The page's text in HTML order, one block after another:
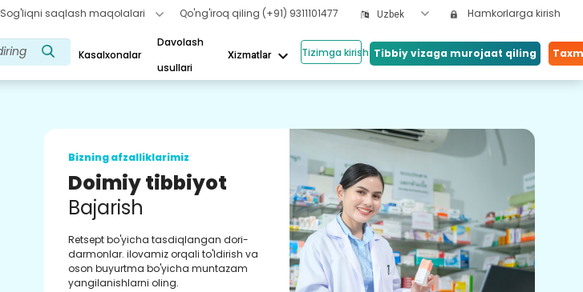
Sog'liqni saqlash maqolalari Qo'ng'iroq qiling (+91) 9311101477 Uzbek Hamkorlarga kirish
Kasalxonalar
Davolash
usullari
Xizmatlar keyboard_arrow_down Tizimga kirish Tibbiy vizaga murojaat qiling
Bizning afzalliklarimiz
Doimiy tibbiyot
Bajarish
Retsept bo'yicha tasdiqlangan dori-
darmonlar. ilovamiz orqali to'ldirish va
oson buyurtma bo'yicha muntazam
yangilanishlarni oling.